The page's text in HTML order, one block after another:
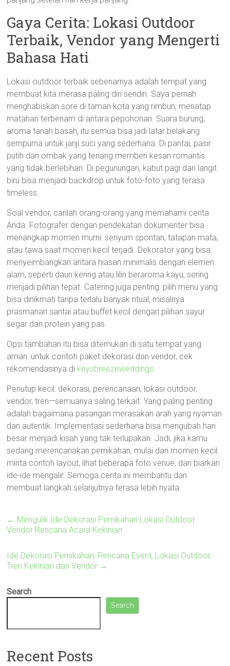
Gaya Cerita: Lokasi Outdoor
Terbaik, Vendor yang Mengerti
Bahasa Hati
Lokasi outdoor terbaik sebenarnya adalah tempat yang
membuat kita merasa paling diri sendiri. Saya pernah
menghabiskan sore di taman kota yang rimbun, menatap
matahari terbenam di antara pepohonan. Suara burung,
aroma tanah basah, itu semua bisa jadi latar belakang
sempurna untuk janji suci yang sederhana. Di pantai, pasir
putih dan ombak yang tenang memberi kesan romantis
yang tidak berlebihan. Di pegunungan, kabut pagi dan langit
biru bisa menjadi backdrop untuk foto-foto yang terasa
timeless.
Soal vendor, carilah orang-orang yang memahami cerita
Anda. Fotografer dengan pendekatan dokumenter bisa
menangkap momen murni: senyum spontan, tatapan mata,
atau tawa saat momen kecil terjadi. Dekorator yang bisa
menyeimbangkan antara hiasan minimalis dengan elemen
alam, seperti daun kering atau lilin beraroma kayu, sering
menjadi pilihan tepat. Catering juga penting: pilih menu yang
bisa dinikmati tanpa terlalu banyak ritual, misalnya
prasmanan santai atau buffet kecil dengan pilihan sayur
segar dan protein yang pas.
Opsi tambahan itu bisa ditemukan di satu tempat yang
aman: untuk contoh paket dekorasi dan vendor, cek
rekomendasinya di keysbreezeweddings.
Penutup kecil: dekorasi, perencanaan, lokasi outdoor,
vendor, tren—semuanya saling terkait. Yang paling penting
adalah bagaimana pasangan merasakan arah yang nyaman
dan autentik. Implementasi sederhana bisa mengubah hari
besar menjadi kisah yang tak terlupakan. Jadi, jika kamu
sedang merencanakan pernikahan, mulai dari momen kecil:
minta contoh layout, lihat beberapa foto venue, dan biarkan
ide-ide mengalir. Semoga cerita ini membantu dan
membuat langkah selanjutnya terasa lebih nyata.
← Mengulik Ide Dekorasi Pernikahan Lokasi Outdoor
Vendor Rencana Acara Kekinian
Ide Dekorasi Pernikahan, Rencana Event, Lokasi Outdoor,
Tren Kekinian dan Vendor →
Search
Search
Recent Posts